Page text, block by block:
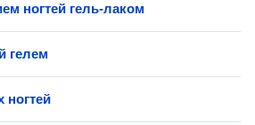
ногтей гель-лаком
гелем
ногтей